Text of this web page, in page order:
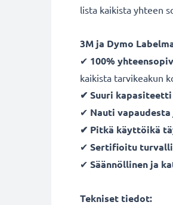
lista kaikista yhteen
3M ja Dymo
✔ 100%
kaikista tarvikeakun
✔ Suuri
✔ Nauti
✔ Pitkä käyttöikä
✔ Sertifioitu
✔ Säännöllinen ja
Tekniset tiedot: